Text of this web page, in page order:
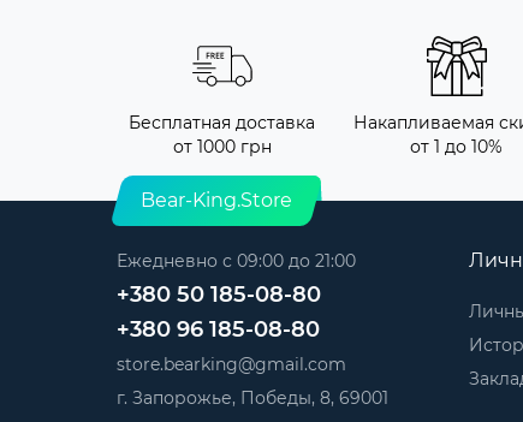
Бесплатная доставка
от 1000 грн
Накапливаемая
от 1 до 10%
Bear-King.Store
Ежедневно с 09:00 до 21:00
+380 50 185-08-80
+380 96 185-08-80
store.bearking@gmail.com
г. Запорожье, Победы, 8, 69001